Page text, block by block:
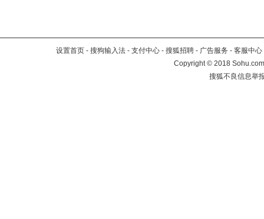
设置首页 - 搜狗输入法 - 支付中心 - 搜狐招聘 - 广告服务 - 客服中心
Copyright©2018
搜狐不良信息举